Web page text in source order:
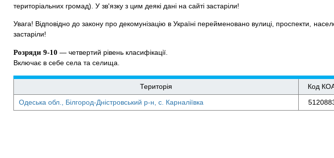
територіальних громад). У зв'язку з цим деякі дані на сайті застаріли!
Увага! Відповідно до закону про декомунізацію в Україні перейменовано вулиці, проспекти,
застаріли!
Розряди 9-10 — четвертий рівень класифікації.
Включає в себе села та селища.
Територія Код
Одеська обл., Білгород-Дністровський р-н, с. Карналіївка